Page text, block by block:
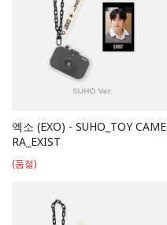
엑소 (EXO) - SUHO_TOY CAME
RA_EXIST
(품절)